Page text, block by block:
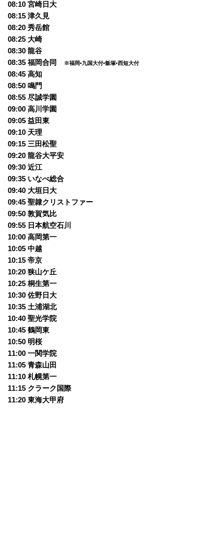
08:10 宮崎日大
08:15 津久見
08:20 秀岳館
08:25 大崎
08:30 龍谷
08:35 福岡合同
※福岡•九国大付•飯塚•西短大付
08:45 高知
08:50 鳴門
08:55 尽誠学園
09:00 高川学園
09:05 益田東
09:10 天理
09:15 三田松聖
09:20 龍谷大平安
09:30 近江
09:35 いなべ総合
09:40 大垣日大
09:45 聖隷クリストファー
09:50 敦賀気比
09:55 日本航空石川
10:00 高岡第一
10:05 中越
10:15 帝京
10:20 狭山ケ丘
10:25 桐生第一
10:30 佐野日大
10:35 土浦湖北
10:40 聖光学院
10:45 鶴岡東
10:50 明桜
11:00 一関学院
11:05 青森山田
11:10 札幌第一
11:15 クラーク国際
11:20 東海大甲府